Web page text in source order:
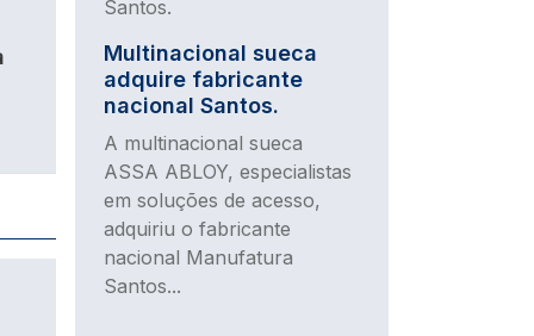
Multinacional sueca
adquire fabricante
nacional Santos.
A multinacional sueca
ASSA ABLOY, especialistas
em soluções de acesso,
adquiriu o fabricante
nacional Manufatura
Santos...